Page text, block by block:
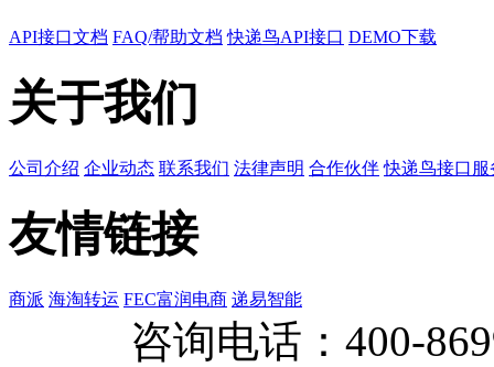
API接口文档 FAQ/帮助文档 快递鸟API接口 DEMO下载
关于我们
公司介绍 企业动态 联系我们 法律声明 合作伙伴 快递鸟接口服
友情链接
商派 海淘转运 FEC富润电商 递易智能
咨询电话： 400-